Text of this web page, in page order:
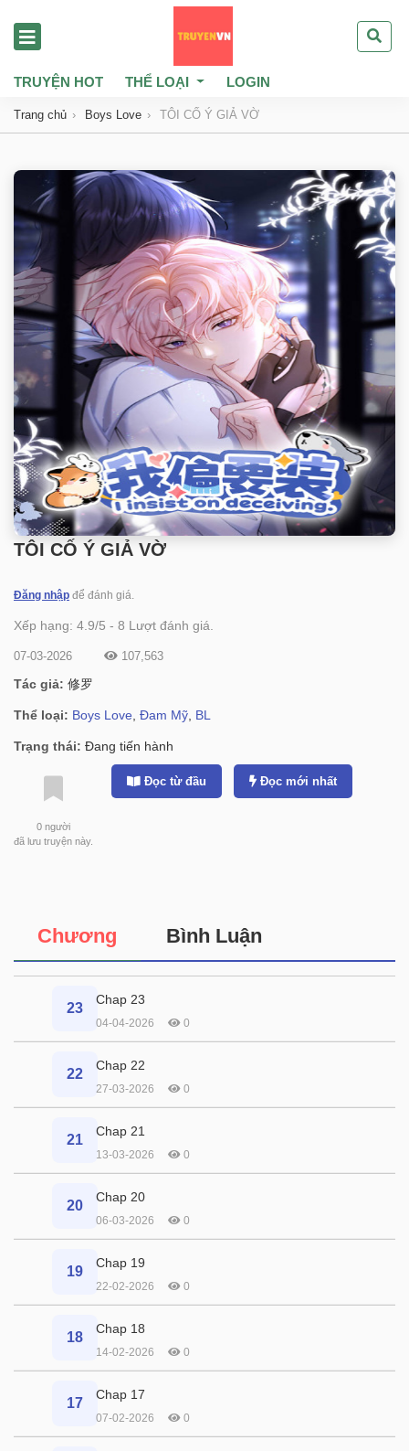
TRUYỆN HOT THỂ LOẠI LOGIN
Trang chủ Boys Love TÔI CỐ Ý GIẢ VỜ
TÔI CỐ Ý GIẢ VỜ
Đăng nhập để đánh giá.
Xếp hạng: 4.9/5 - 8 Lượt đánh giá.
07-03-2026 107,563
Tác giả: 修罗
Thể loại: Boys Love Đam Mỹ BL
Trạng thái: Đang tiến hành
0 người
đã lưu truyện này.
Đọc từ đầu Đọc mới nhất
Chương Bình Luận
23
Chap 23
04-04-2026 0
22
Chap 22
27-03-2026 0
21
Chap 21
13-03-2026 0
20
Chap 20
06-03-2026 0
19
Chap 19
22-02-2026 0
18
Chap 18
14-02-2026 0
17
Chap 17
07-02-2026 0